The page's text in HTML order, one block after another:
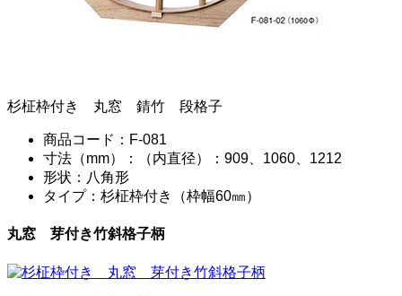
杉柾枠付き 丸窓 錆竹 段格子
商品コード：F-081
寸法（mm）：（内直径）：909、1060、1212
形状：八角形
タイプ：杉柾枠付き（枠幅60㎜）
丸窓 芽付き竹斜格子柄